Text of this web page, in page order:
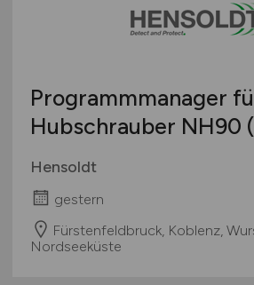
Programmmanager
Hubschrauber NH90
Hensoldt
gestern
Fürstenfeldbruck, Koblenz,
Nordseeküste